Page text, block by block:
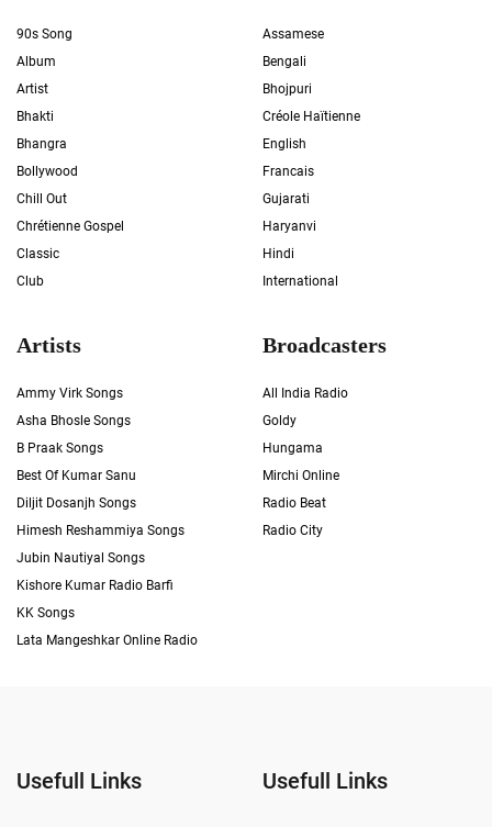
90s Song
Album
Artist
Bhakti
Bhangra
Bollywood
Chill Out
Chrétienne Gospel
Classic
Club
Assamese
Bengali
Bhojpuri
Créole Haïtienne
English
Francais
Gujarati
Haryanvi
Hindi
International
Artists
Ammy Virk Songs
Asha Bhosle Songs
B Praak Songs
Best Of Kumar Sanu
Diljit Dosanjh Songs
Himesh Reshammiya Songs
Jubin Nautiyal Songs
Kishore Kumar Radio Barfi
KK Songs
Lata Mangeshkar Online Radio
Broadcasters
All India Radio
Goldy
Hungama
Mirchi Online
Radio Beat
Radio City
Usefull Links Usefull Links